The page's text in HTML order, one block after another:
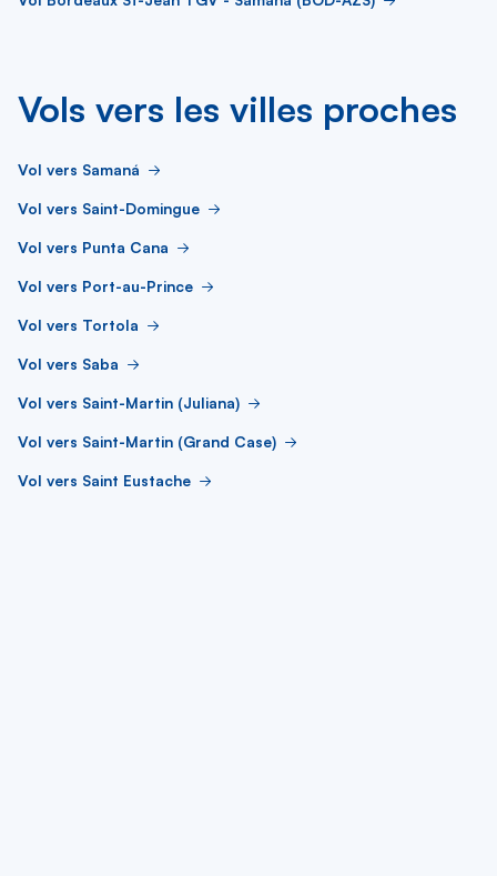
Vols vers les villes proches
Vol vers Samaná
Vol vers Saint-Domingue
Vol vers Punta Cana
Vol vers Port-au-Prince
Vol vers Tortola
Vol vers Saba
Vol vers Saint-Martin (Juliana)
Vol vers Saint-Martin (Grand Case)
Vol vers Saint Eustache